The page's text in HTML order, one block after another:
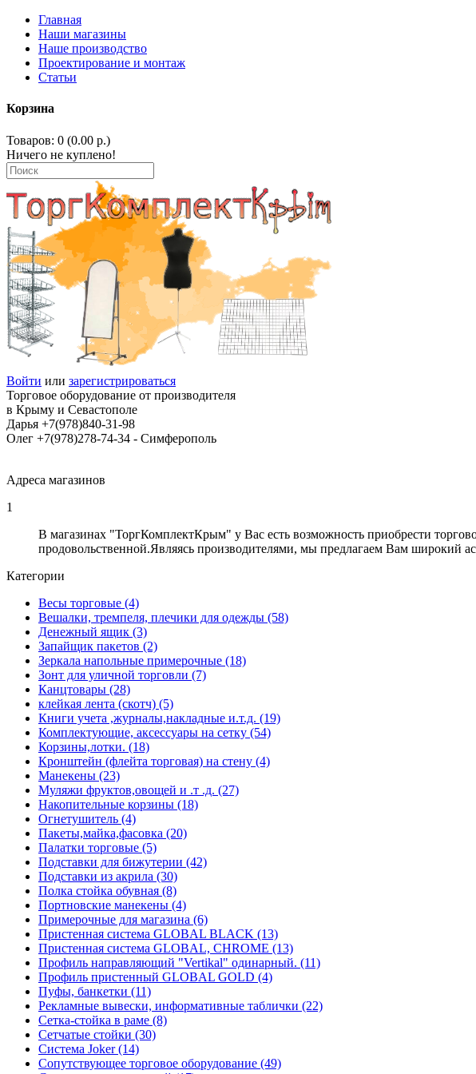
Главная
Наши магазины
Наше производство
Проектирование и монтаж
Статьи
Корзина
Товаров: 0 (0.00 р.)
Ничего не куплено!
Войти или зарегистрироваться
Торговое оборудование от производителя
в Крыму и Севастополе
Дарья +7(978)840-31-98
Олег +7(978)278-74-34 - Cимферополь
Адреса магазинов
1
В магазинах "ТоргКомплектКрым" у Вас есть возможность приобрести
продовольственной.Являясь производителями, мы предлагаем Вам широкий
Категории
Весы торговые (4)
Вешалки, тремпеля, плечики для одежды (58)
Денежный ящик (3)
Запайщик пакетов (2)
Зеркала напольные примерочные (18)
Зонт для уличной торговли (7)
Канцтовары (28)
клейкая лента (скотч) (5)
Книги учета ,журналы,накладные и.т.д. (19)
Комплектующие, аксессуары на сетку (54)
Корзины,лотки. (18)
Кронштейн (флейта торговая) на стену (4)
Манекены (23)
Муляжи фруктов,овощей и .т .д. (27)
Накопительные корзины (18)
Огнетушитель (4)
Пакеты,майка,фасовка (20)
Палатки торговые (5)
Подставки для бижутерии (42)
Подставки из акрила (30)
Полка стойка обувная (8)
Портновские манекены (4)
Примерочные для магазина (6)
Пристенная система GLOBAL BLACK (13)
Пристенная система GLOBAL, CHROME (13)
Профиль направляющий "Vertikal" одинарный. (11)
Профиль пристенный GLOBAL GOLD (4)
Пуфы, банкетки (11)
Рекламные вывески, информативные таблички (22)
Сетка-стойка в раме (8)
Сетчатые стойки (30)
Система Joker (14)
Сопутствующее торговое оборудование (49)